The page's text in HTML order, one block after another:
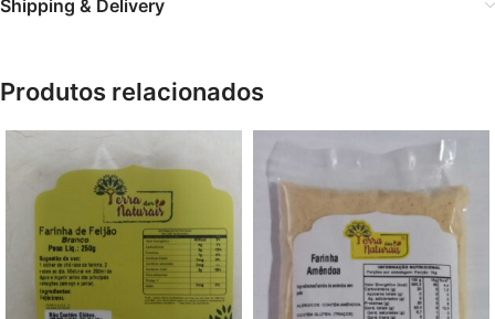
Shipping & Delivery
Produtos relacionados